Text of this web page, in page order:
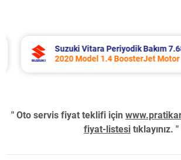
Suzuki Vitara Periyodik Bakım
2020 Model 1.4 BoosterJet Motor
" Oto servis fiyat teklifi için
fiyat-listesi tıklayınız. "